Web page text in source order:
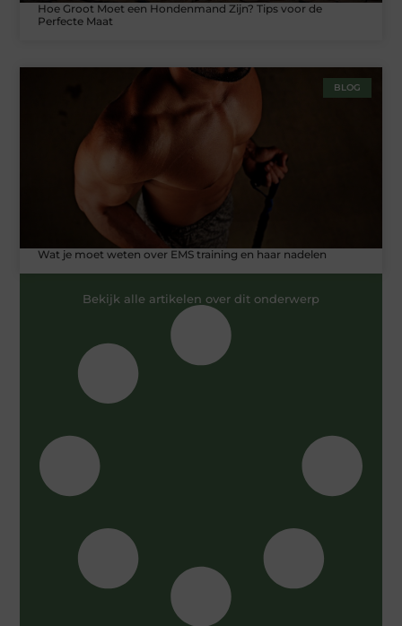
Hoe Groot Moet een Hondenmand Zijn? Tips voor de
Perfecte Maat
BLOG
Wat je moet weten over EMS training en haar nadelen
Bekijk alle artikelen over dit onderwerp